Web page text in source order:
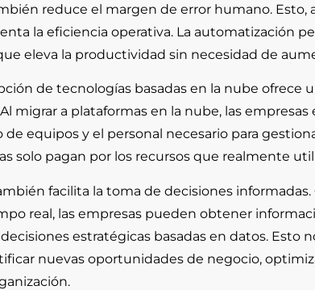
reduce el margen de error humano. Esto,
la eficiencia operativa. La automatización
eleva la productividad sin necesidad de
de tecnologías basadas en la nube ofrece
migrar a plataformas en la nube, las
equipos y el personal necesario para
solo pagan por los recursos que realmente
facilita la toma de decisiones
real, las empresas pueden obtener
estratégicas basadas en datos. Esto
nuevas oportunidades de negocio,